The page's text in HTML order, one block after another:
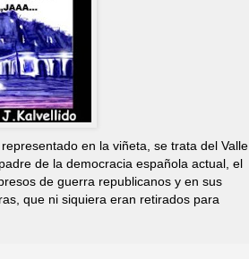
en la viñeta, se trata del Valle
de la democracia española actual, el
de guerra republicanos y en sus
que ni siquiera eran retirados para